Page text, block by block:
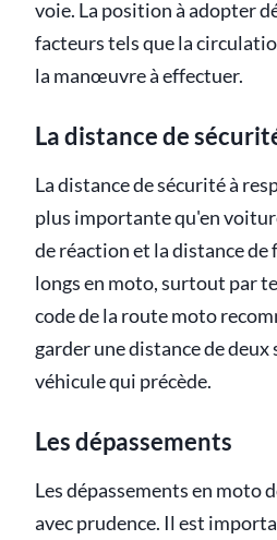
voie. La position à adopter
facteurs tels que la
la manœuvre à effectuer.
La distance de
La distance de sécurité à
plus importante qu'en
de réaction et la distance de
longs en moto, surtout par
code de la route moto
garder une distance de deux
véhicule qui précède.
Les dépassements
Les dépassements en moto
avec prudence. Il est